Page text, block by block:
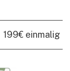
199€ einmalig